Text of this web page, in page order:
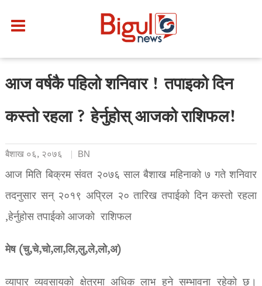
आज वर्षकै पहिलो शनिवार ! तपाइको दिन
कस्तो रहला ? हेर्नुहोस् आजको राशिफल!
बैशाख ०६, २०७६ BN
आज मिति बिक्रम संवत २०७६ साल बैशाख महिनाको ७ गते शनिवार
तदनुसार सन् २०१९ अप्रिल २० तारिख तपाईको दिन कस्तो रहला
,हेर्नुहोस तपाईको आजको राशिफल
मेष (चु,चे,चो,ला,लि,लु,ले,लो,अ)